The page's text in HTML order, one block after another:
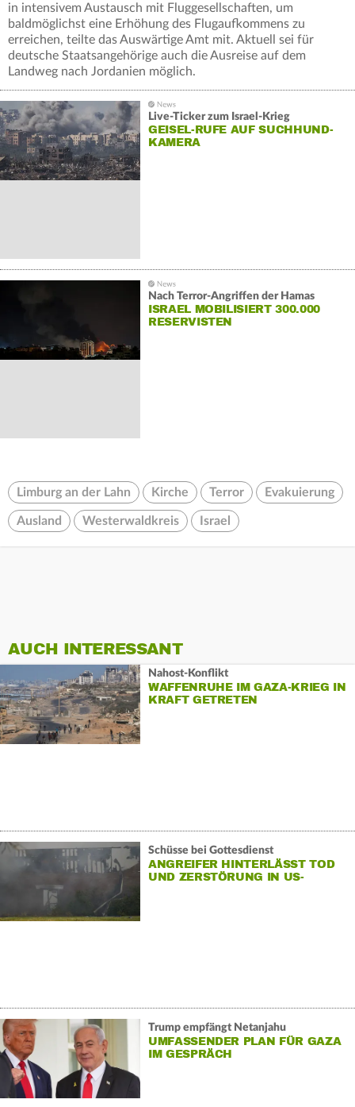
in intensivem Austausch mit Fluggesellschaften, um
baldmöglichst eine Erhöhung des Flugaufkommens zu
erreichen, teilte das Auswärtige Amt mit. Aktuell sei für
deutsche Staatsangehörige auch die Ausreise auf dem
Landweg nach Jordanien möglich.
Live-Ticker zum Israel-Krieg
GEISEL-RUFE AUF SUCHHUND-
KAMERA
Nach Terror-Angriffen der Hamas
ISRAEL MOBILISIERT 300.000
RESERVISTEN
Limburg an der Lahn Kirche Terror Evakuierung
Ausland Westerwaldkreis Israel
AUCH INTERESSANT
Nahost-Konflikt
WAFFENRUHE IM GAZA-KRIEG IN
KRAFT GETRETEN
Schüsse bei Gottesdienst
ANGREIFER HINTERLÄSST TOD
UND ZERSTÖRUNG IN US-
Trump empfängt Netanjahu
UMFASSENDER PLAN FÜR GAZA
IM GESPRÄCH